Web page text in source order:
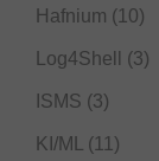
Hafnium (10)
Log4Shell (3)
ISMS (3)
KI/ML (11)